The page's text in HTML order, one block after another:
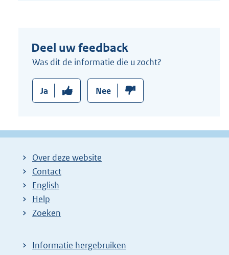
Deel uw feedback
Was dit de informatie die u zocht?
Ja Nee
Over deze website
Contact
English
Help
Zoeken
Informatie hergebruiken